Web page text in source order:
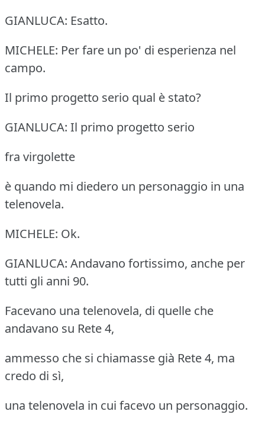
GIANLUCA: Esatto.
MICHELE: Per fare un po' di esperienza nel
campo.
Il primo progetto serio qual è stato?
GIANLUCA: Il primo progetto serio
fra virgolette
è quando mi diedero un personaggio in una
telenovela.
MICHELE: Ok.
GIANLUCA: Andavano fortissimo, anche per
tutti gli anni 90.
Facevano una telenovela, di quelle che
andavano su Rete 4,
ammesso che si chiamasse già Rete 4, ma
credo di sì,
una telenovela in cui facevo un personaggio.